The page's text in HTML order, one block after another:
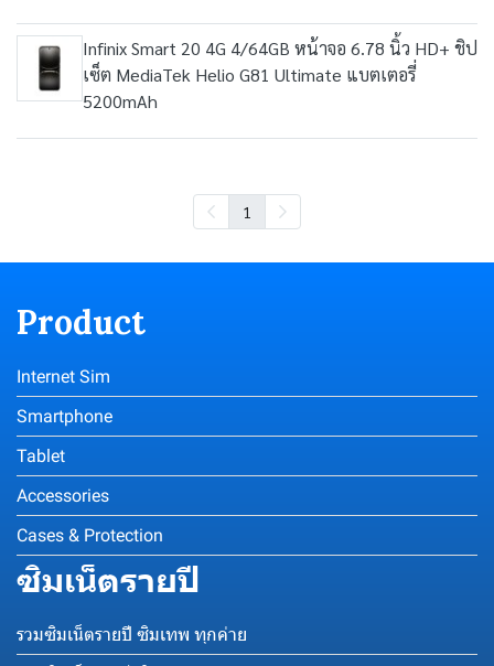
Infinix Smart 20 4G 4/64GB หน้าจอ 6.78 นิ้ว HD+ ชิป
เซ็ต MediaTek Helio G81 Ultimate แบตเตอรี่
5200mAh
1
Product
Internet Sim
Smartphone
Tablet
Accessories
Cases & Protection
ซิมเน็ตรายปี
รวมซิมเน็ตรายปี ซิมเทพ ทุกค่าย